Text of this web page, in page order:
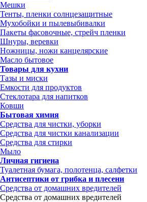
Мешки
Тенты, пленки солнцезащитные
Мухобойки и пылевыбивалки
Пакеты фасовочные, стрейч пленки
Шнуры, веревки
Ножницы, ножи канцелярские
Масло бытовое
Товары для кухни
Тазы и миски
Емкости для продуктов
Стеклотара для напитков
Ковши
Бытовая химия
Средства для чистки, уборки
Средства для чистки канализации
Средства для стирки
Мыло
Личная гигиена
Туалетная бумага, полотенца, салфетки
Антисептики от грибка и плесени
Средства от домашних вредителей
Средства от домашних вредителей